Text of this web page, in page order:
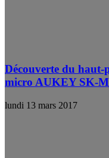
Découverte du
micro AUKEY SK-
lundi 13 mars 2017